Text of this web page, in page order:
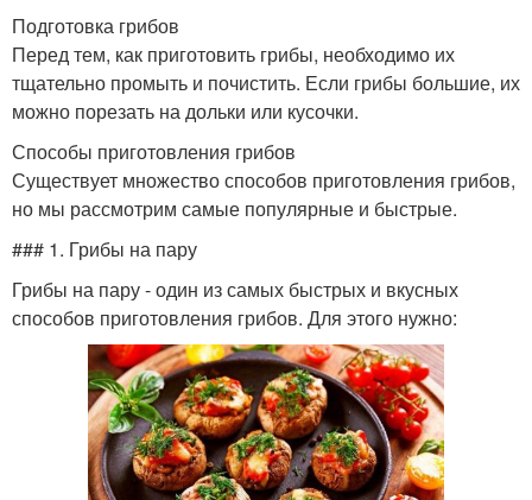
Подготовка грибов
Перед тем, как приготовить грибы, необходимо их
тщательно промыть и почистить. Если грибы большие, их
можно порезать на дольки или кусочки.
Способы приготовления грибов
Существует множество способов приготовления грибов,
но мы рассмотрим самые популярные и быстрые.
### 1. Грибы на пару
Грибы на пару - один из самых быстрых и вкусных
способов приготовления грибов. Для этого нужно: